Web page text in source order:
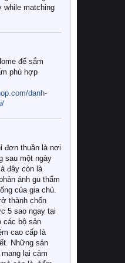
while matching
để sắm
phù hợp
danh-
đơn thuần là nơi
sau một ngày
đây còn là
ánh gu thẩm
của gia chủ.
thành chốn
5 sao ngay tại
các bộ sản
cao cấp là
Những sản
lại cảm